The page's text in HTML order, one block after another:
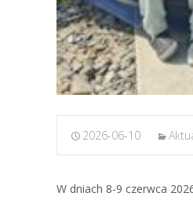
2026-06-10
W dniach 8-9 czerwca